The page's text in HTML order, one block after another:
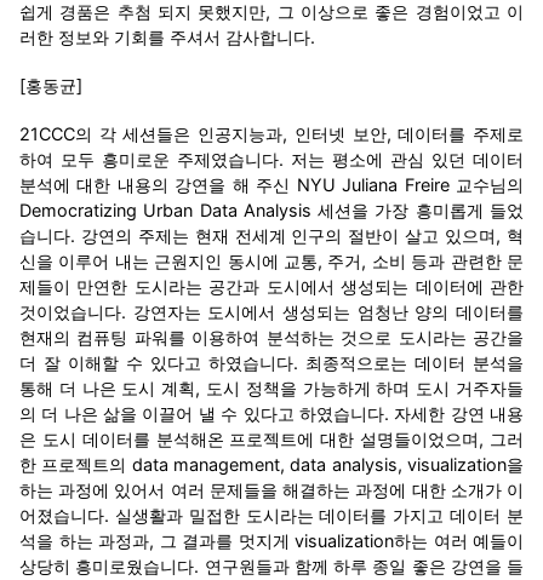
쉽게 경품은 추첨 되지 못했지만, 그 이상으로 좋은 경험이었고 이
러한 정보와 기회를 주셔서 감사합니다.
[홍동균]
21CCC의 각 세션들은 인공지능과, 인터넷 보안, 데이터를 주제로
하여 모두 흥미로운 주제였습니다. 저는 평소에 관심 있던 데이터
분석에 대한 내용의 강연을 해 주신 NYU Juliana Freire 교수님의
Democratizing Urban Data Analysis 세션을 가장 흥미롭게 들었
습니다. 강연의 주제는 현재 전세계 인구의 절반이 살고 있으며, 혁
신을 이루어 내는 근원지인 동시에 교통, 주거, 소비 등과 관련한 문
제들이 만연한 도시라는 공간과 도시에서 생성되는 데이터에 관한
것이었습니다. 강연자는 도시에서 생성되는 엄청난 양의 데이터를
현재의 컴퓨팅 파워를 이용하여 분석하는 것으로 도시라는 공간을
더 잘 이해할 수 있다고 하였습니다. 최종적으로는 데이터 분석을
통해 더 나은 도시 계획, 도시 정책을 가능하게 하며 도시 거주자들
의 더 나은 삶을 이끌어 낼 수 있다고 하였습니다. 자세한 강연 내용
은 도시 데이터를 분석해온 프로젝트에 대한 설명들이었으며, 그러
한 프로젝트의 data management, data analysis, visualization을
하는 과정에 있어서 여러 문제들을 해결하는 과정에 대한 소개가 이
어졌습니다. 실생활과 밀접한 도시라는 데이터를 가지고 데이터 분
석을 하는 과정과, 그 결과를 멋지게 visualization하는 여러 예들이
상당히 흥미로웠습니다. 연구원들과 함께 하루 종일 좋은 강연을 들